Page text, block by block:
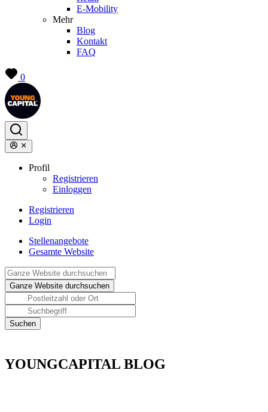
E-Mobility
Mehr
Blog
Kontakt
FAQ
0
Profil
Registrieren
Einloggen
Registrieren
Login
Stellenangebote
Gesamte Website
YOUNGCAPITAL BLOG